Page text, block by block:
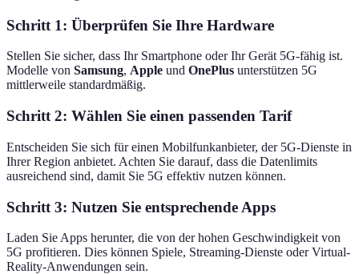
Schritt 1: Überprüfen Sie Ihre Hardware
Stellen Sie sicher, dass Ihr Smartphone oder Ihr Gerät 5G-fähig ist.
Modelle von Samsung, Apple und OnePlus unterstützen 5G
mittlerweile standardmäßig.
Schritt 2: Wählen Sie einen passenden Tarif
Entscheiden Sie sich für einen Mobilfunkanbieter, der 5G-Dienste in
Ihrer Region anbietet. Achten Sie darauf, dass die Datenlimits
ausreichend sind, damit Sie 5G effektiv nutzen können.
Schritt 3: Nutzen Sie entsprechende Apps
Laden Sie Apps herunter, die von der hohen Geschwindigkeit von
5G profitieren. Dies können Spiele, Streaming-Dienste oder Virtual-
Reality-Anwendungen sein.